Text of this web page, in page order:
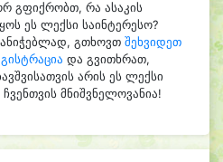
გფიქრობთ, რა ასაკის
ეს ლექსი საინტერესო?
გთხოვთ შეხვიდეთ
და გვითხრათ,
არის ეს ლექსი
მნიშვნელოვანია!